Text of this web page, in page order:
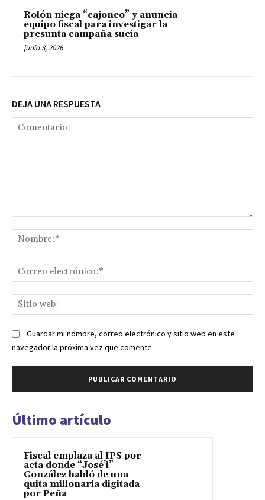
Rolón niega “cajoneo” y anuncia
equipo fiscal para investigar la
presunta campaña sucia
junio 3, 2026
DEJA UNA RESPUESTA
Guardar mi nombre, correo electrónico y sitio web en este
navegador la próxima vez que comente.
Último artículo
Fiscal emplaza al IPS por
acta donde “José’i”
González habló de una
quita millonaria digitada
por Peña